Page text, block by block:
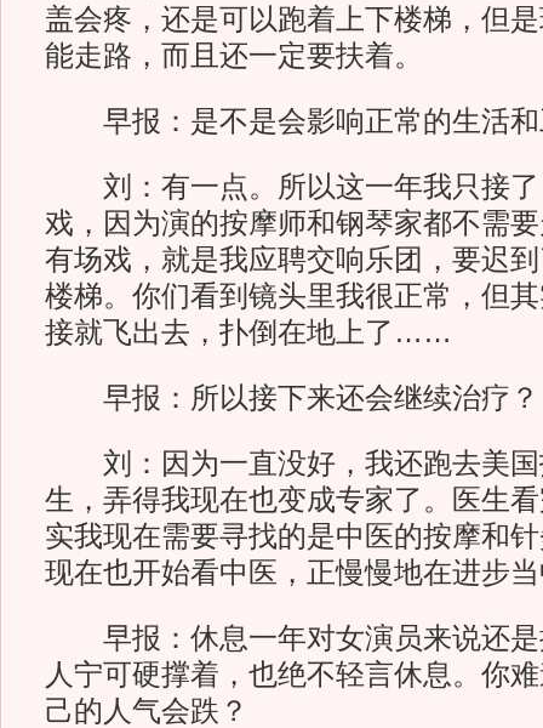
盖会疼，还是可以跑着上下楼梯，但
能走路，而且还一定要扶着。
早报：是不是会影响正常的生活和
刘：有一点。所以这一年我只接了
戏，因为演的按摩师和钢琴家都不需
有场戏，就是我应聘交响乐团，要迟
楼梯。你们看到镜头里我很正常，但
接就飞出去，扑倒在地上了……
早报：所以接下来还会继续治疗？
刘：因为一直没好，我还跑去美国
生，弄得我现在也变成专家了。医生
实我现在需要寻找的是中医的按摩和
现在也开始看中医，正慢慢地在进步
早报：休息一年对女演员来说还是
人宁可硬撑着，也绝不轻言休息。你
己的人气会跌？